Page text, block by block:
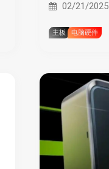
02/21/2025
主板 电脑硬件